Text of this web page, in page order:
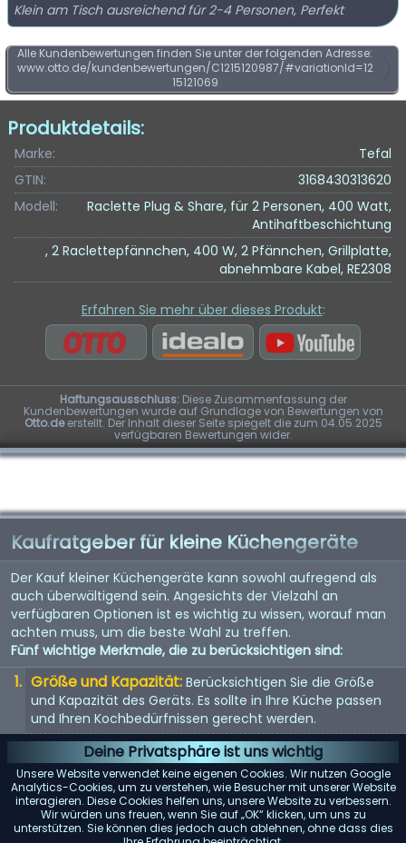
Deine Privatsphäre ist uns wichtig
Unsere Website verwendet keine eigenen Cookies. Wir nutzen Google
Analytics-Cookies, um zu verstehen, wie Besucher mit unserer Website
interagieren. Diese Cookies helfen uns, unsere Website zu verbessern.
Wir würden uns freuen, wenn Sie auf „OK“ klicken, um uns zu
unterstützen. Sie können dies jedoch auch ablehnen, ohne dass dies
Klein am Tisch ausreichend für 2-4 Personen, Perfekt
Alle Kundenbewertungen finden Sie unter der folgenden Adresse:
www.otto.de/kundenbewertungen/C1215120987/#variationId=12
15121069
Produktdetails:
Marke:
Tefal
GTIN:
3168430313620
Modell:
Raclette Plug & Share, für 2 Personen, 400 Watt,
Antihaftbeschichtung
, 2 Raclettepfännchen, 400 W, 2 Pfännchen, Grillplatte,
abnehmbare Kabel, RE2308
Erfahren Sie mehr über dieses Produkt:
Haftungsausschluss:Diese Zusammenfassung der
Kundenbewertungen wurde auf Grundlage von Bewertungen von
Otto.deerstellt. Der Inhalt dieser Seite spiegelt die zum 04.05.2025
verfügbaren Bewertungen wider.
Kaufratgeber für kleine Küchengeräte
Der Kauf kleiner Küchengeräte kann sowohl aufregend als
auch überwältigend sein. Angesichts der Vielzahl an
verfügbaren Optionen ist es wichtig zu wissen, worauf man
achten muss, um die beste Wahl zu treffen.
Fünf wichtige Merkmale, die zu berücksichtigen sind:
Größe und Kapazität: Berücksichtigen Sie die Größe
und Kapazität des Geräts. Es sollte in Ihre Küche passen
und Ihren Kochbedürfnissen gerecht werden.
Energieeffizienz: Energieeffiziente Geräte sparen nicht
nur Geld bei der Stromrechnung, sondern sind auch
umweltfreundlich.
Benutzerfreundlichkeit: Suchen Sie nach Geräten mit
benutzerfreundlichen Bedienelementen und Funktionen.